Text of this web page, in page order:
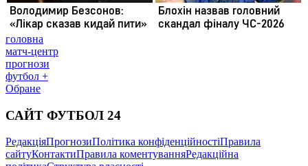
головна
матч-центр
прогнози
футбол +
Обране
САЙТ ФУТБОЛ 24
РедакціяПрогнозиПолітика конфіденційностіПравила
сайтуКонтактиПравила коментуванняРедакційна